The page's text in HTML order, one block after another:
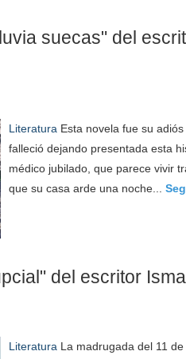
suecas" del
Literatura Esta novela fue su
falleció dejando presentada esta
médico jubilado, que parece vivir
que su casa arde una noche...
del escritor
Literatura La madrugada del 11